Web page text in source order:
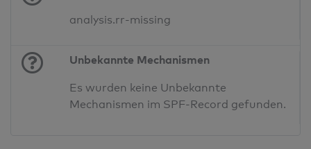
analysis.rr-missing
Unbekannte Mechanismen
Es wurden keine Unbekannte
Mechanismen im SPF-Record gefunden.